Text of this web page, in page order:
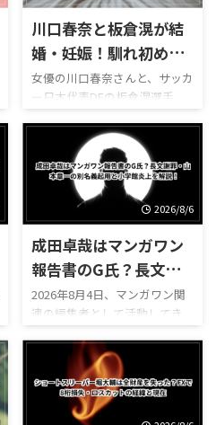
川口春奈と板倉滉が結
婚・妊娠！馴れ初めや
交際期間、元彼・矢地
祐介との破局から現在
まで
女優の川口春奈さんと、サッカ
ー日本代表DFの板倉滉選手
が、2026年8月2日に結婚と第1
子妊娠を同時に発表しまし
た。 川口春奈さんはドラマ
『silent』やNHK大河ドラマ
『麒麟がくる』などで知ら
れ、「令和のCM女王」とも呼
ばれる人気女優です。 一方の
板倉滉選手は、オランダの名
門クラブ・アヤックスでプレ
心を担うサッカー選手です。
芸能界とサッカー界を代表す
る2人の結婚に、ネット上では
次のような疑問が相次いでい
ます。 「川口春奈さんと板倉
滉選手はいつから交際してい
た？」 「2人の馴 ...
2026/8/6
成田卓哉はマンガワン
報告書のG氏？長文謝
罪・山本章一の別名義
起用と小学館炎上を解
説！
2026年8月4日、マンガワン関
連の編集者として活動してき
た成田卓哉氏が、Xで長文の謝
罪文を公開しました。 成田卓
哉氏は、小学館が公表した第
三者委員会の調査報告書に登
場する「G氏」が自分であると